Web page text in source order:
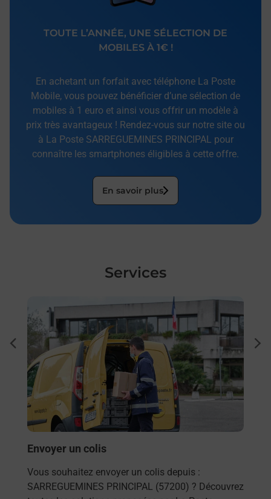
TOUTE L’ANNÉE, UNE SÉLECTION DE
MOBILES À 1€ !
En achetant un forfait avec téléphone La Poste
Mobile, vous pouvez bénéficier d’une sélection de
mobiles à 1 euro et ainsi vous offrir un modèle à
prix très avantageux ! Rendez-vous sur notre site ou
à La Poste SARREGUEMINES PRINCIPAL pour
connaître les smartphones éligibles à cette offre.
En savoir plus
Services
En savoir plus
Envoyer un colis
Vous souhaitez envoyer un colis depuis :
SARREGUEMINES PRINCIPAL (57200) ? Découvrez